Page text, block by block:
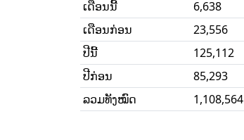
ເດືອນນີ້
6,638
ເດືອນກ່ອນ
23,556
ປີນີ້
125,112
ປີກ່ອນ
85,293
ລວມທັງໝົດ
1,108,564